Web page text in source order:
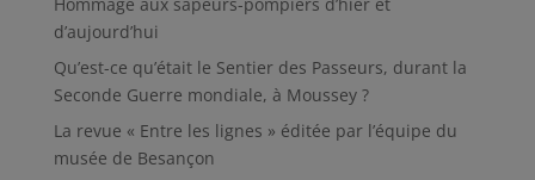
Hommage aux sapeurs-pompiers d’hier et
d’aujourd’hui
Qu’est-ce qu’était le Sentier des Passeurs, durant la
Seconde Guerre mondiale, à Moussey ?
La revue « Entre les lignes » éditée par l’équipe du
musée de Besançon